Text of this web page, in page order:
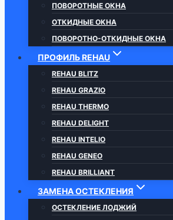
ПОВОРОТНЫЕ ОКНА
ОТКИДНЫЕ ОКНА
ПОВОРОТНО-ОТКИДНЫЕ ОКНА
ПРОФИЛЬ REHAU
REHAU BLITZ
REHAU GRAZIO
REHAU THERMO
REHAU DELIGHT
REHAU INTELIO
REHAU GENEO
REHAU BRILLIANT
ЗАМЕНА ОСТЕКЛЕНИЯ
ОСТЕКЛЕНИЕ ЛОДЖИЙ